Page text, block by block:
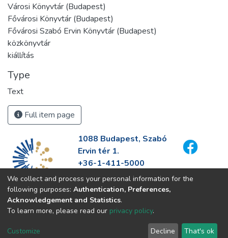
Városi Könyvtár (Budapest)
Fővárosi Könyvtár (Budapest)
Fővárosi Szabó Ervin Könyvtár (Budapest)
közkönyvtár
kiállítás
Type
Text
Full item page
1088 Budapest, Szabó
Ervin tér 1.
+36-1-411-5000
info@fszek.hu
https://fszek.hu
We collect and process your personal information for the
following purposes: Authentication, Preferences,
Acknowledgement and Statistics.
To learn more, please read our privacy policy.
Customize Decline That's ok